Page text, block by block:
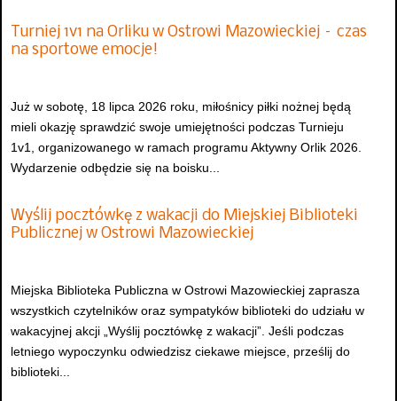
Turniej 1v1 na Orliku w Ostrowi Mazowieckiej – czas
na sportowe emocje!
Już w sobotę, 18 lipca 2026 roku, miłośnicy piłki nożnej będą
mieli okazję sprawdzić swoje umiejętności podczas Turnieju
1v1, organizowanego w ramach programu Aktywny Orlik 2026.
Wydarzenie odbędzie się na boisku...
Wyślij pocztówkę z wakacji do Miejskiej Biblioteki
Publicznej w Ostrowi Mazowieckiej
Miejska Biblioteka Publiczna w Ostrowi Mazowieckiej zaprasza
wszystkich czytelników oraz sympatyków biblioteki do udziału w
wakacyjnej akcji „Wyślij pocztówkę z wakacji”. Jeśli podczas
letniego wypoczynku odwiedzisz ciekawe miejsce, prześlij do
biblioteki...